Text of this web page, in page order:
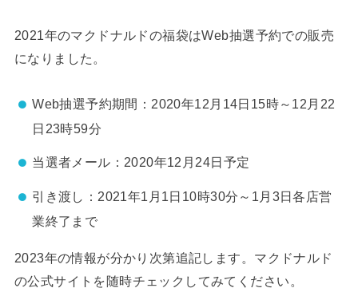
2021年のマクドナルドの福袋はWeb抽選予約での販売
になりました。
Web抽選予約期間：2020年12月14日15時～12月22
日23時59分
当選者メール：2020年12月24日予定
引き渡し：2021年1月1日10時30分～1月3日各店営
業終了まで
2023年の情報が分かり次第追記します。マクドナルド
の公式サイトを随時チェックしてみてください。